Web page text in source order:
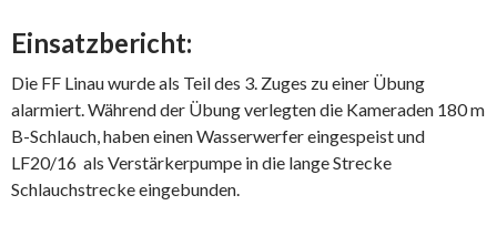
Einsatzbericht:
Die FF Linau wurde als Teil des 3. Zuges zu einer Übung
alarmiert. Während der Übung verlegten die Kameraden 180 m
B-Schlauch, haben einen Wasserwerfer eingespeist und
LF20/16 als Verstärkerpumpe in die lange Strecke
Schlauchstrecke eingebunden.